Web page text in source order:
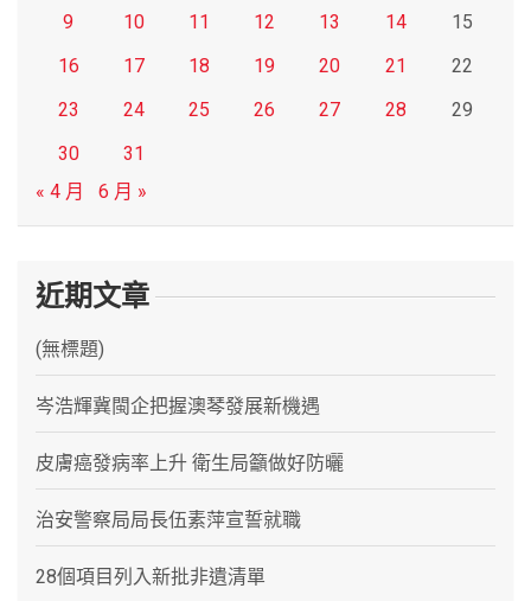
9 10 11 12 13 14
15
16
17 18 19 20 21
22
23
24 25 26 27 28
29
30
31
« 4 月
6 月 »
近期文章
(無標題)
岑浩輝冀閩企把握澳琴發展新機遇
皮膚癌發病率上升 衛生局籲做好防曬
治安警察局局長伍素萍宣誓就職
28個項目列入新批非遺清單